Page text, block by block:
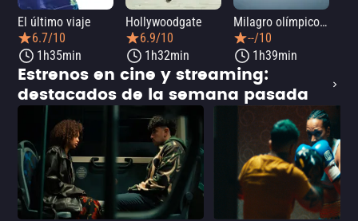
El último viaje
6.7/10
1h35min
Hollywoodgate
6.9/10
1h32min
Milagro olímpico: El equipo de hockey sobre hielo de 1980
--/10
1h39min
Estrenos en cine y streaming:
destacados de la semana pasada